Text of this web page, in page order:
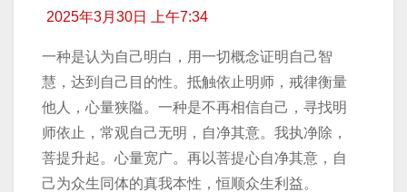
2025年3月30日 上午7:34
一种是认为自己明白，用一切概念证明自己智
慧，达到自己目的性。抵触依止明师，戒律衡量
他人，心量狭隘。一种是不再相信自己，寻找明
师依止，常观自己无明，自净其意。我执净除，
菩提升起。心量宽广。再以菩提心自净其意，自
己为众生同体的真我本性，恒顺众生利益。